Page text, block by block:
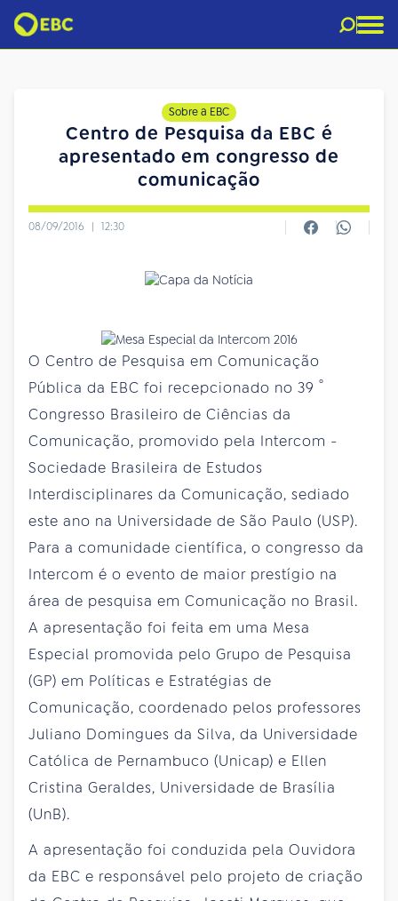
Sobre a EBC
Centro de Pesquisa da EBC é
apresentado em congresso de
comunicação
08/09/2016 | 12:30
O Centro de Pesquisa em Comunicação
Pública da EBC foi recepcionado no 39 º
Congresso Brasileiro de Ciências da
Comunicação, promovido pela Intercom -
Sociedade Brasileira de Estudos
Interdisciplinares da Comunicação, sediado
este ano na Universidade de São Paulo (USP).
Para a comunidade científica, o congresso da
Intercom é o evento de maior prestígio na
área de pesquisa em Comunicação no Brasil.
A apresentação foi feita em uma Mesa
Especial promovida pelo Grupo de Pesquisa
(GP) em Políticas e Estratégias de
Comunicação, coordenado pelos professores
Juliano Domingues da Silva, da Universidade
Católica de Pernambuco (Unicap) e Ellen
Cristina Geraldes, Universidade de Brasília
(UnB).
A apresentação foi conduzida pela Ouvidora
da EBC e responsável pelo projeto de criação